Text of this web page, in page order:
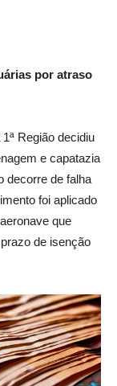
por atraso
Região decidiu
e capatazia
decorre de falha
foi aplicado
que
de isenção